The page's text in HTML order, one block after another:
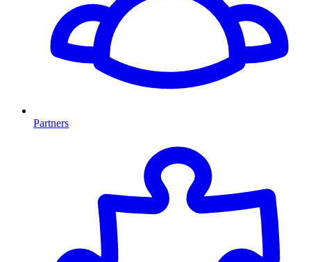
Partners